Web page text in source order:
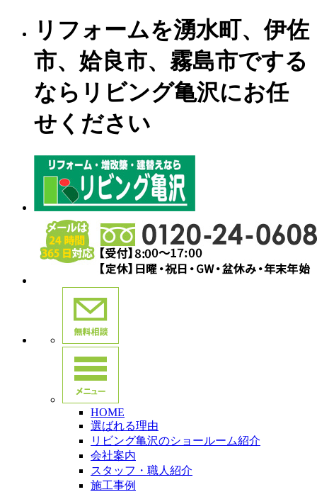
リフォームを湧水町、伊佐
市、姶良市、霧島市でする
ならリビング亀沢にお任
せください
HOME
選ばれる理由
リビング亀沢のショールーム紹介
会社案内
スタッフ・職人紹介
施工事例